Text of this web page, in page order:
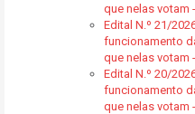
que nelas votam
Edital N.º 21/
funcionamento
que nelas votam
Edital N.º 20/
funcionamento
que nelas votam